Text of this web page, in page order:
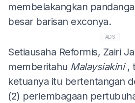
membelakangkan
besar barisan exconya.
ADS
Setiausaha Reformis, Zairi
memberitahu Malaysiakini ,
ketuanya itu bertentangan
(2) perlembagaan